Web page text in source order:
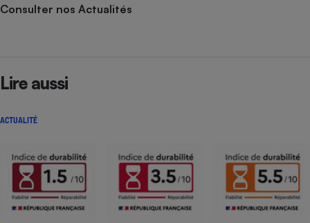
Consulter nos Actualités
Lire aussi
ACTUALITÉ